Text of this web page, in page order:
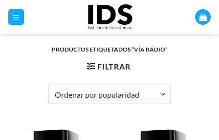
PRODUCTOS ETIQUETADOS “VÍA RÁDIO”
FILTRAR